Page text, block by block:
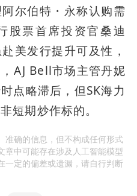
尔伯特・永称认购需
股票首席投资官桑迪
美发行提升可及性，
AJ Bell市场主管丹妮
点略滞后，但SK海力
短期炒作标的。
准确的信息，但不构成任何形式
章中可能存在涉及人工智能模型
一定的偏差或遗漏，请自行判断